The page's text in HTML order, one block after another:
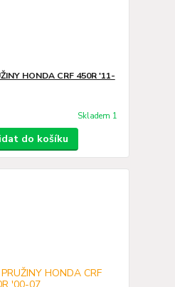
HONDA CRF 450R '11-
Skladem 1
do košíku